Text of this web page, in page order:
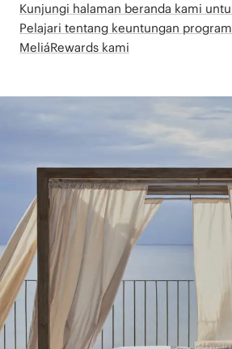
Kunjungi halaman beranda kami
Pelajari tentang keuntungan
MeliáRewards kami